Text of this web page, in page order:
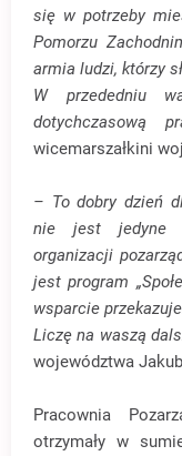
się w potrzeby
Pomorzu
armia ludzi, którzy
W przededniu
dotychczasową
wicemarszałkini
– To dobry dzień
nie jest jedyne
organizacji
jest program
wsparcie
Liczę na waszą
województwa
Pracownia
otrzymały w